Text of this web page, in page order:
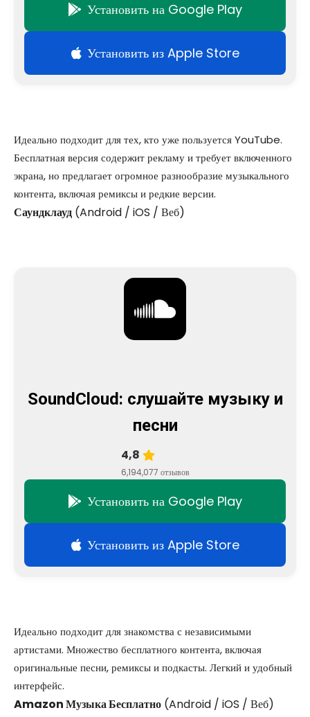
Установить на Google Play
Установить из Apple Store
Идеально подходит для тех, кто уже пользуется YouTube.
Бесплатная версия содержит рекламу и требует включенного
экрана, но предлагает огромное разнообразие музыкального
контента, включая ремиксы и редкие версии.
Саундклауд (Android / iOS / Веб)
SoundCloud: слушайте музыку и
песни
4,8
6,194,077 отзывов
Установить на Google Play
Установить из Apple Store
Идеально подходит для знакомства с независимыми
артистами. Множество бесплатного контента, включая
оригинальные песни, ремиксы и подкасты. Легкий и удобный
интерфейс.
Amazon Музыка Бесплатно (Android / iOS / Веб)